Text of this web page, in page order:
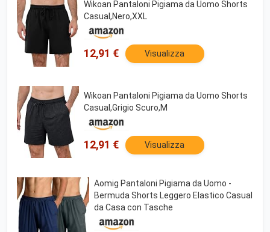
Wikoan Pantaloni Pigiama da Uomo Shorts
Casual,Nero,XXL
12,91 € Visualizza
Wikoan Pantaloni Pigiama da Uomo Shorts
Casual,Grigio Scuro,M
12,91 € Visualizza
Aomig Pantaloni Pigiama da Uomo -
Bermuda Shorts Leggero Elastico Casual
da Casa con Tasche